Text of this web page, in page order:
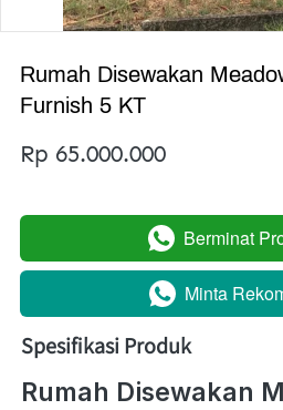
Rumah Disewakan
Furnish 5 KT
Rp 65.000.000
` Berminat
` Minta
Spesifikasi Produk
Rumah Disewakan